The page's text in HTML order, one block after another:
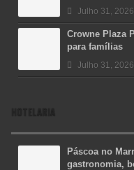
Julho 31, 2026
Crowne Plaza
para famílias
Julho 31, 2026
HOTELARIA
Páscoa no
gastronomia,